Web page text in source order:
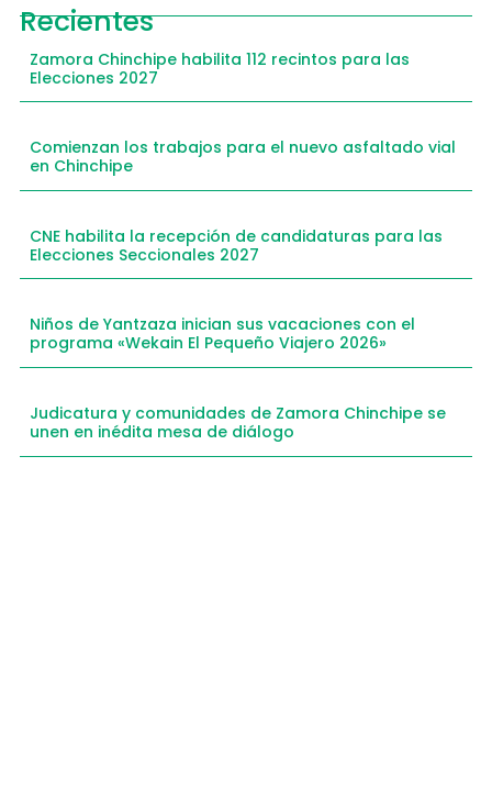
Recientes
Zamora Chinchipe habilita 112 recintos para las
Elecciones 2027
Comienzan los trabajos para el nuevo asfaltado vial
en Chinchipe
CNE habilita la recepción de candidaturas para las
Elecciones Seccionales 2027
Niños de Yantzaza inician sus vacaciones con el
programa «Wekain El Pequeño Viajero 2026»
Judicatura y comunidades de Zamora Chinchipe se
unen en inédita mesa de diálogo